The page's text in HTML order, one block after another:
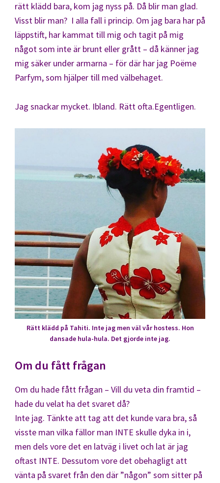
rätt klädd bara, kom jag nyss på. Då blir man glad.
Visst blir man? I alla fall i princip. Om jag bara har på
läppstift, har kammat till mig och tagit på mig
något som inte är brunt eller grått – då känner jag
mig säker under armarna – för där har jag Poëme
Parfym, som hjälper till med välbehaget.
Jag snackar mycket. Ibland. Rätt ofta.Egentligen.
Rätt klädd på Tahiti. Inte jag men väl vår hostess. Hon
dansade hula-hula. Det gjorde inte jag.
Om du fått frågan
Om du hade fått frågan – Vill du veta din framtid –
hade du velat ha det svaret då?
Inte jag. Tänkte att tag att det kunde vara bra, så
visste man vilka fällor man INTE skulle dyka in i,
men dels vore det en latväg i livet och lat är jag
oftast INTE. Dessutom vore det obehagligt att
vänta på svaret från den där ”någon” som sitter på